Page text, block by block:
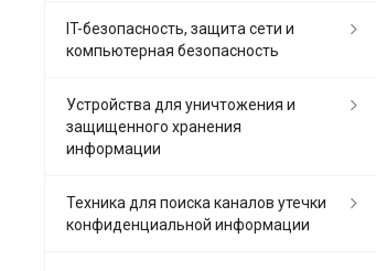
IT-безопасность, защита сети и
компьютерная безопасность
Устройства для уничтожения и
защищенного хранения
информации
Техника для поиска каналов утечки
конфиденциальной информации